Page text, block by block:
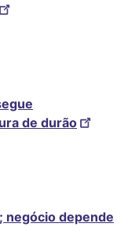
de durão
negócio depende